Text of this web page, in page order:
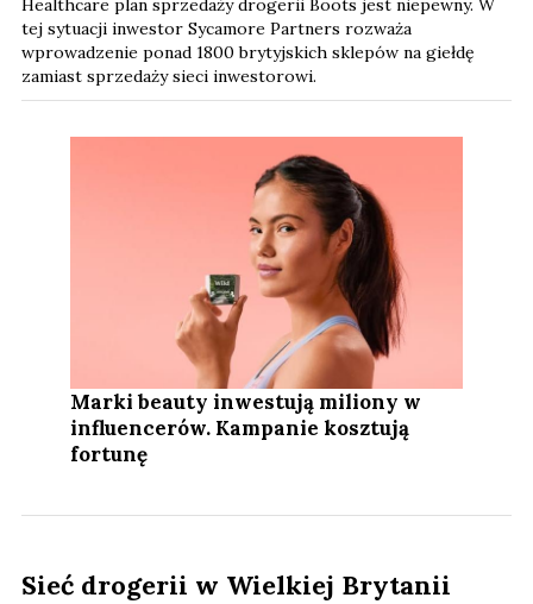
Healthcare plan sprzedaży drogerii Boots jest niepewny. W
tej sytuacji inwestor Sycamore Partners rozważa
wprowadzenie ponad 1800 brytyjskich sklepów na giełdę
zamiast sprzedaży sieci inwestorowi.
Marki beauty inwestują miliony w
influencerów. Kampanie kosztują
fortunę
Sieć drogerii w Wielkiej Brytanii